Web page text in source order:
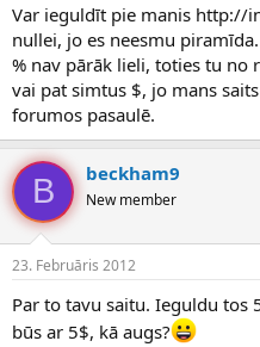
Var ieguldīt pie manis http://
nullei, jo es neesmu
% nav pārāk lieli, toties tu
vai pat simtus $, jo mans
forumos pasaulē.
B beckham9
New member
23. Februāris 2012
Par to tavu saitu. Ieguldu tos
būs ar 5$, kā augs?